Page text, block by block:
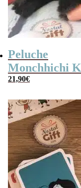
Peluche
Monchhichi
l’original (20
21,90€